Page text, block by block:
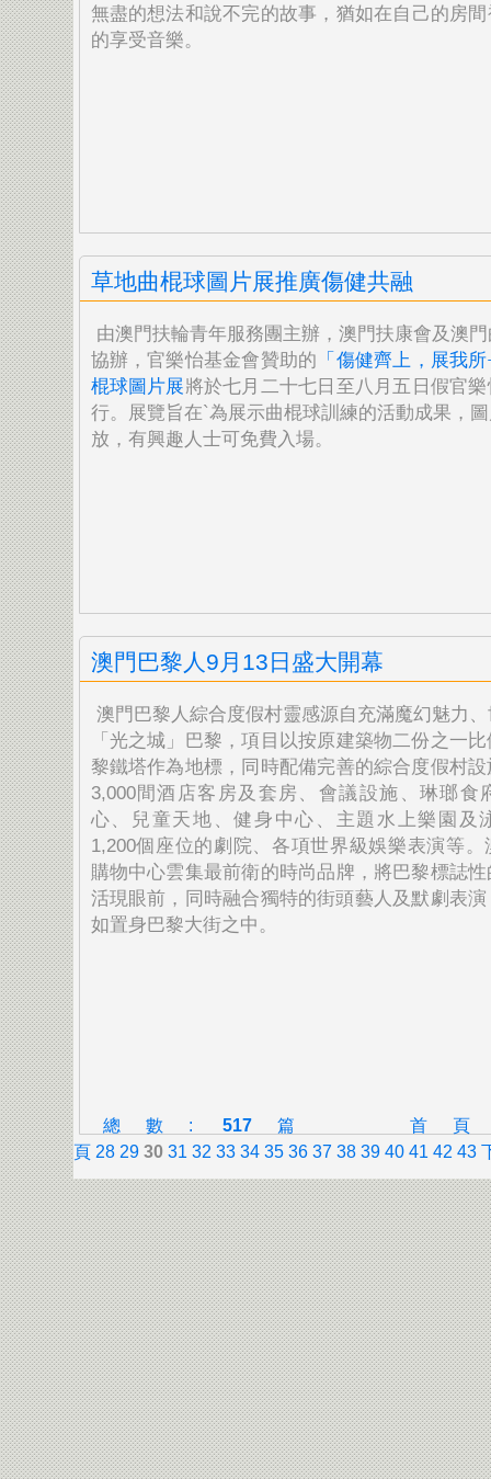
無盡的想法和說不完的故事，猶如在自己的房
的享受音樂。
草地曲棍球圖片展推廣傷健共融
由澳門扶輪青年服務團主辦，澳門扶康會及澳
協辦，官樂怡基金會贊助的 「傷健齊上，展我
棍球圖片展將於七月二十七日至八月五日假官
行。展覽旨在`為展示曲棍球訓練的活動成果，
放，有興趣人士可免費入場。
澳門巴黎人9月13日盛大開幕
澳門巴黎人綜合度假村靈感源自充滿魔幻魅力
「 光之城」巴黎，項目以按原建築物二份之一
黎鐵塔作為地標，同時配備完善的綜合度假村
3,000間酒店客 房及套房、會議設施、琳瑯食
心、兒童天地、健身中心、 主題水上樂園及
1,200個座位的劇院、各項世界級娛樂表演等。
購物中心雲集最前衛的時尚品牌， 將巴黎標誌
活現眼前， 同時融合獨特的街頭藝人及默劇表演
如置身巴黎大街之中。
總數:517 篇
首
頁 28 29 30 31 32 33 34 35 36 37 38 39 40 41 42 43